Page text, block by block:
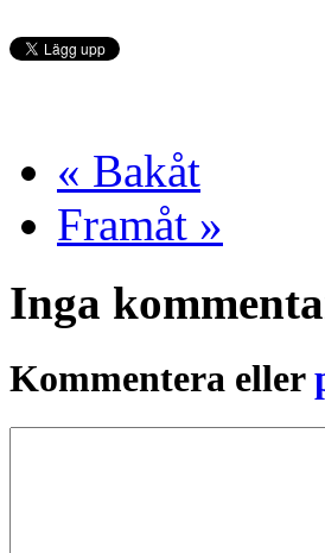
« Bakåt
Framåt »
Inga
Kommentera eller